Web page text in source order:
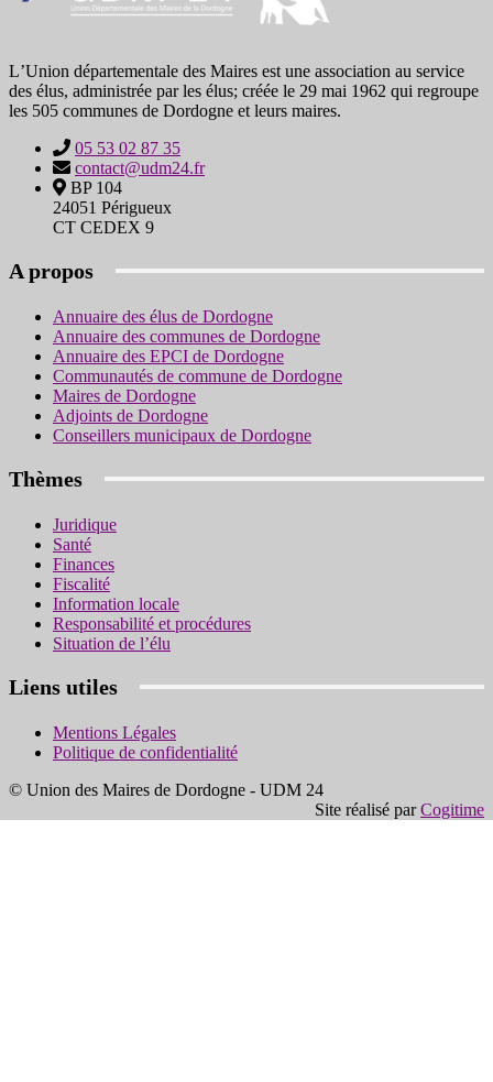
LʼUnion départementale des Maires est une association au service
des élus, administrée par les élus; créée le 29 mai 1962 qui regroupe
les 505 communes de Dordogne et leurs maires.
05 53 02 87 35
contact@udm24.fr
BP 104
24051 Périgueux
CT CEDEX 9
A propos
Annuaire des élus de Dordogne
Annuaire des communes de Dordogne
Annuaire des EPCI de Dordogne
Communautés de commune de Dordogne
Maires de Dordogne
Adjoints de Dordogne
Conseillers municipaux de Dordogne
Thèmes
Juridique
Santé
Finances
Fiscalité
Information locale
Responsabilité et procédures
Situation de l’élu
Liens utiles
Mentions Légales
Politique de confidentialité
© Union des Maires de Dordogne - UDM 24
Site réalisé parCogitime